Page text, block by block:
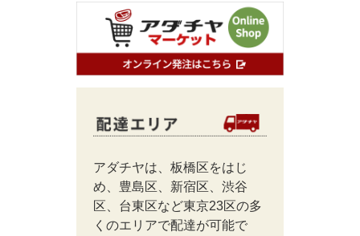
アダチヤは、板橋区をはじ
め、豊島区、新宿区、渋谷
区、台東区など東京23区の多
くのエリアで配達が可能で